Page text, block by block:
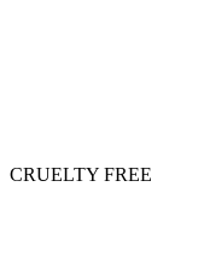
CRUELTY FREE